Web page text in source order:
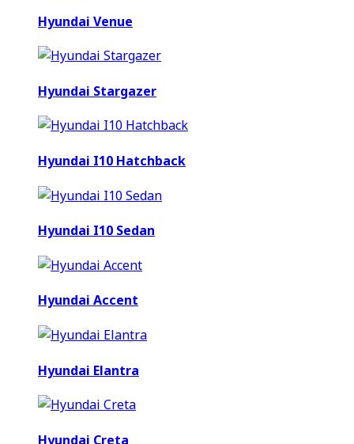
Hyundai Venue
Hyundai Stargazer
Hyundai I10 Hatchback
Hyundai I10 Sedan
Hyundai Accent
Hyundai Elantra
Hyundai Creta